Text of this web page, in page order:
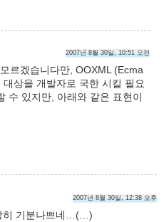
2007년 8월 30일, 10:51 오전
르겠습니다만, OOXML (Ecma
상을 개발자로 국한 시킬 필요
수 있지만, 아래와 같은 표현이
2007년 8월 30일, 12:38 오후
히 기분나쁘네…(…)